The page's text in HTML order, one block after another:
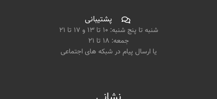
پشتیبانی
شنبه تا پنج شنبه: ۱۰ تا ۱۳ و ۱۷ تا ۲۱
جمعه: ۱۸ تا ۲۱
یا ارسال پیام در شبکه های اجتماعی